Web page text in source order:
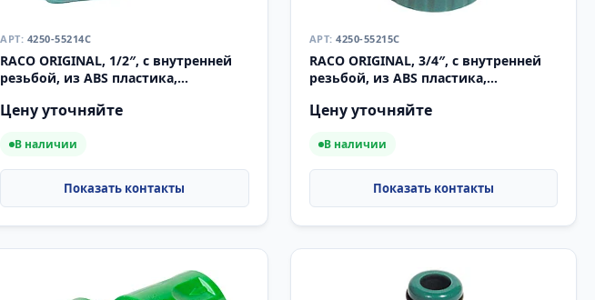
4250-55214C
RACO ORIGINAL, 1/2″, с внутренней
резьбой, из ABS пластика,
Цену уточняйте
В наличии
4250-55215C
RACO ORIGINAL, 3/4″, с внутренней
резьбой, из ABS пластика,
Цену уточняйте
В наличии